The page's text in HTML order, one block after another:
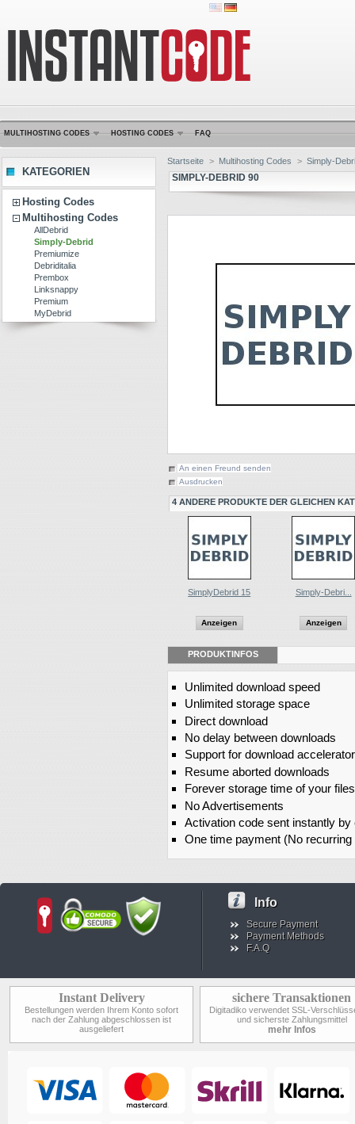
MULTIHOSTING CODES HOSTING CODES FAQ
KATEGORIEN
Hosting Codes
Multihosting Codes
AllDebrid
Simply-Debrid
Premiumize
Debriditalia
Prembox
Linksnappy
Premium
MyDebrid
Startseite > Multihosting Codes > Simply-
SIMPLY-DEBRID 90
An einen Freund senden
Ausdrucken
4 ANDERE PRODUKTE DER GLEICHEN
SimplyDebrid 15
Anzeigen
Simply-Debri...
Anzeigen
PRODUKTINFOS
Unlimited download speed
Unlimited storage space
Direct download
No delay between downloads
Support for download
Resume aborted downloads
Forever storage time of your files
No Advertisements
Activation code sent instantly by
One time payment (No
Info
Secure Payment
Payment Methods
F.A.Q
Instant Delivery
Bestellungen werden Ihrem Konto sofort
nach der Zahlung abgeschlossen ist
ausgeliefert
sichere Transaktionen
Digitadiko verwendet SSL-
und sicherste Zahlungsmittel
mehr Infos